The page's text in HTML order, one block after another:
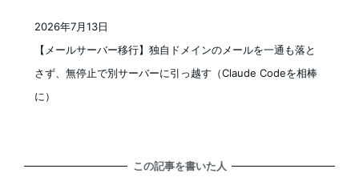
【メールサーバー移行】独自ドメインのメールを一通も落と
さず、無停止で別サーバーに引っ越す（Claude Codeを相棒
に）
2026年7月13日
この記事を書いた人